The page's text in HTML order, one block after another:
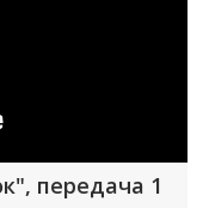
передача 1